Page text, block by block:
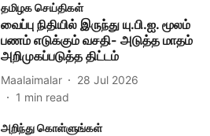
தமிழக செய்திகள்
வைப்பு நிதியில் இருந்து யு.பி.ஐ. மூலம்
பணம் எடுக்கும் வசதி- அடுத்த மாதம்
அறிமுகப்படுத்த திட்டம்
Maalaimalar
28 Jul 2026
1 min read
அறிந்து கொள்ளுங்கள்